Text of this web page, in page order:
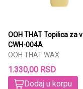
OOH THAT Topilica za
CWH-004A
OOH THAT WAX
1.330,00 RSD
Dodaj u korpu